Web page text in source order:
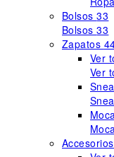
Bolsos33
Bolsos33
Zapatos
Ver
Ver
Accesorios